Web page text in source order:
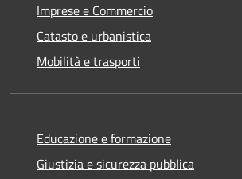
Imprese e Commercio
Catasto e urbanistica
Mobilità e trasporti
Educazione e formazione
Giustizia e sicurezza pubblica